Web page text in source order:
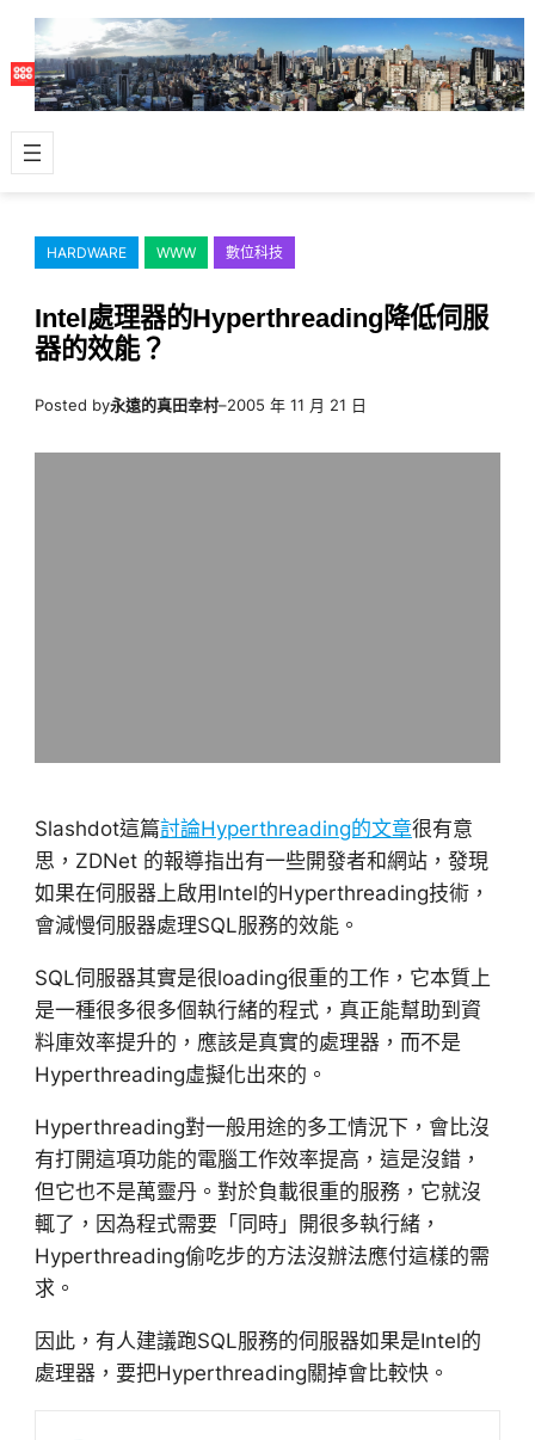
主
容
HARDWARE WWW 數位科技
Intel處理器的Hyperthreading降低伺服
器的效能？
Posted by永遠的真田幸村–2005 年 11 月 21 日
Slashdot這篇討論Hyperthreading的文章很有意
思，ZDNet 的報導指出有一些開發者和網站，發現
如果在伺服器上啟用Intel的Hyperthreading技術，
會減慢伺服器處理SQL服務的效能。
SQL伺服器其實是很loading很重的工作，它本質上
是一種很多很多個執行緒的程式，真正能幫助到資
料庫效率提升的，應該是真實的處理器，而不是
Hyperthreading虛擬化出來的。
Hyperthreading對一般用途的多工情況下，會比沒
有打開這項功能的電腦工作效率提高，這是沒錯，
但它也不是萬靈丹。對於負載很重的服務，它就沒
輒了，因為程式需要「同時」開很多執行緒，
Hyperthreading偷吃步的方法沒辦法應付這樣的需
求。
因此，有人建議跑SQL服務的伺服器如果是Intel的
處理器，要把Hyperthreading關掉會比較快。